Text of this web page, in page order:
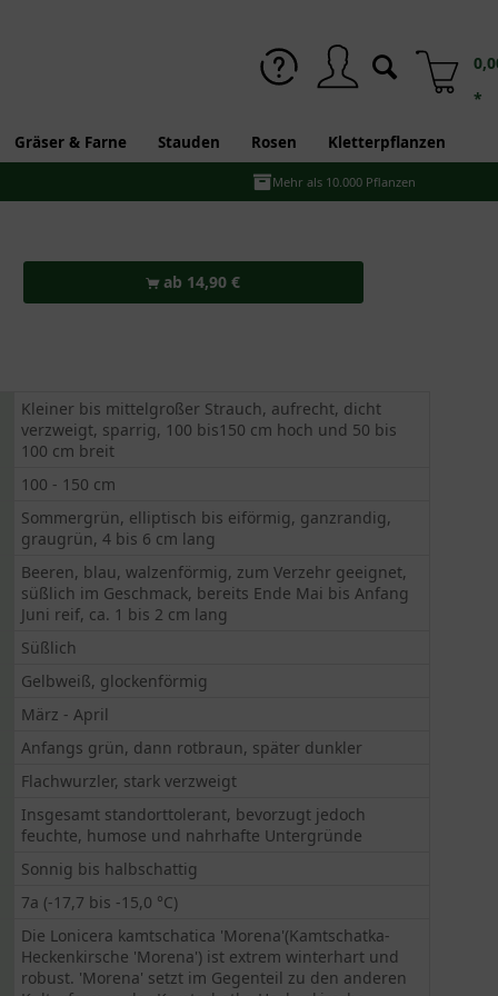
*
Gräser & Farne Stauden Rosen Kletterpflanzen
Mehr als 10.000 Pflanzen
ab 14,90 €
Kleiner bis mittelgroßer Strauch, aufrecht, dicht
verzweigt, sparrig, 100 bis150 cm hoch und 50 bis
100 cm breit
100 - 150 cm
Sommergrün, elliptisch bis eiförmig, ganzrandig,
graugrün, 4 bis 6 cm lang
Beeren, blau, walzenförmig, zum Verzehr geeignet,
süßlich im Geschmack, bereits Ende Mai bis Anfang
Juni reif, ca. 1 bis 2 cm lang
Süßlich
Gelbweiß, glockenförmig
März - April
Anfangs grün, dann rotbraun, später dunkler
Flachwurzler, stark verzweigt
Insgesamt standorttolerant, bevorzugt jedoch
feuchte, humose und nahrhafte Untergründe
Sonnig bis halbschattig
7a (-17,7 bis -15,0 °C)
Die Lonicera kamtschatica 'Morena'(Kamtschatka-
Heckenkirsche 'Morena') ist extrem winterhart und
robust. 'Morena' setzt im Gegenteil zu den anderen